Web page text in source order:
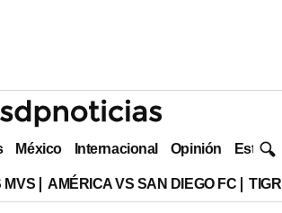
México Internacional Opinión Estilo
MVS AMÉRICA VS SAN DIEGO FC